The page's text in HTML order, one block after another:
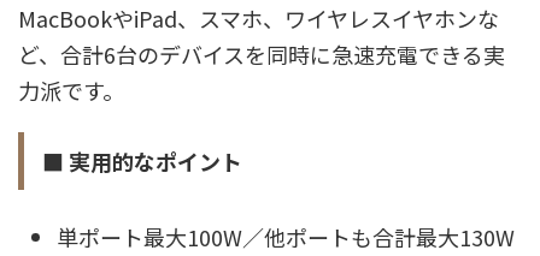
MacBookやiPad、スマホ、ワイヤレスイヤホンな
ど、合計6台のデバイスを同時に急速充電できる実
力派です。
■ 実用的なポイント
単ポート最大100W／他ポートも合計最大130W